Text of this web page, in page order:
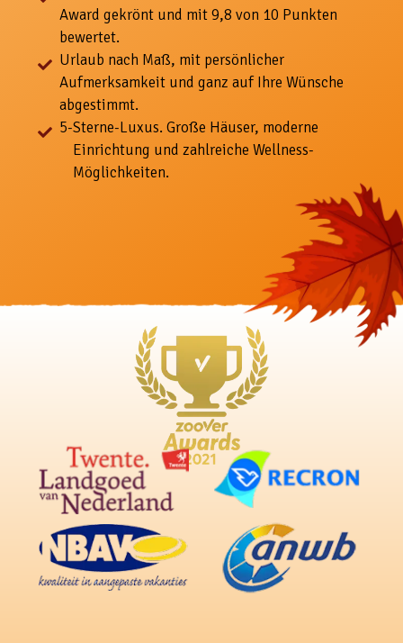
Award gekrönt und mit 9,8 von 10 Punkten
bewertet.
Urlaub nach Maß, mit persönlicher
Aufmerksamkeit und ganz auf Ihre Wünsche
abgestimmt.
5-Sterne-Luxus. Große Häuser, moderne
Einrichtung und zahlreiche Wellness-
Möglichkeiten.